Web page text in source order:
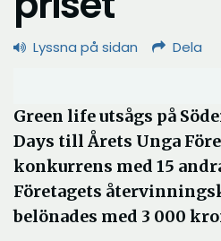
Lyssna på sidan Dela
Green life utsågs på
Days till Årets Unga
konkurrens med 15
Företagets
belönades med 3 000